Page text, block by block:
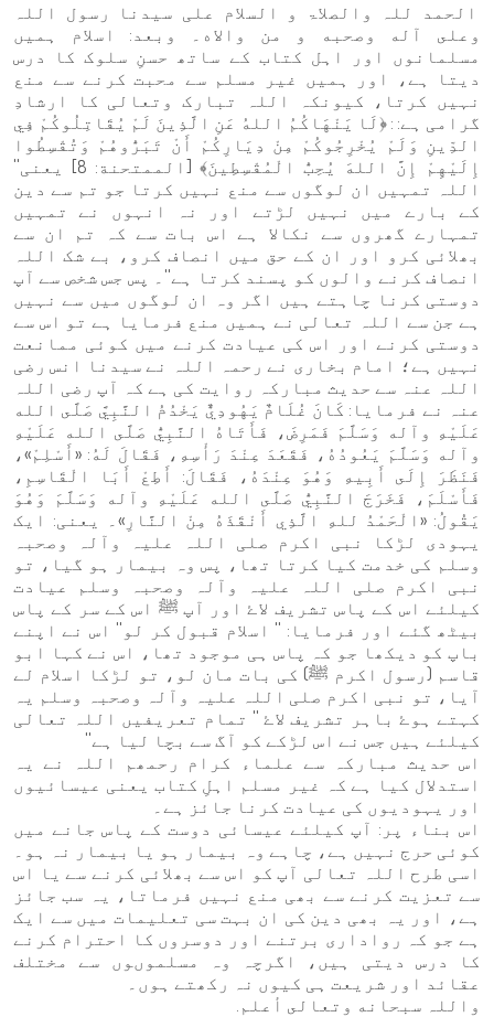
الحمد للہ والصلاۃ و السلام علی سيدنا رسول اللہ
وعلى آله وصحبه و من والاه۔ وبعد: اسلام ہمیں
مسلمانوں اور اہل کتاب کے ساتھ حسنِ سلوک کا درس
دیتا ہے، اور ہمیں غیر مسلم سے محبت کرنے سے منع
نہیں کرتا، کیونکہ اللہ تبارک وتعالی کا ارشادِ
گرامی ہے: : ﴿لَا يَنْهَاكُمُ اللهُ عَنِ الَّذِينَ لَمْ يُقَاتِلُوكُمْ فِي
الدِّينِ وَلَمْ يُخْرِجُوكُمْ مِنْ دِيَارِكُمْ أَنْ تَبَرُّوهُمْ وَتُقْسِطُوا
إِلَيْهِمْ إِنَّ اللهَ يُحِبُّ الْمُقْسِطِينَ﴾ [الممتحنة: 8] یعنی''
اللہ تمہیں ان لوگوں سے منع نہیں کرتا جو تم سے دین
کے بارے میں نہیں لڑتے اور نہ انہوں نے تمہیں
تمہارے گھروں سے نکالا ہے اس بات سے کہ تم ان سے
بھلائی کرو اور ان کے حق میں انصاف کرو، بے شک اللہ
انصاف کرنے والوں کو پسند کرتا ہے''۔ پس جس شخص سے آپ
دوستی کرنا چاہتے ہیں اگر وہ ان لوگوں میں سے نہیں
ہے جن سے اللہ تعالی نے ہمیں منع فرمایا ہے تو اس سے
دوستی کرنے اور اس کی عیادت کرنے میں کوئی ممانعت
نہیں ہے؛ امام بخاری نے رحمہ اللہ نے سیدنا انس رضی
اللہ عنہ سے حدیث مبارکہ روایت کی ہے کہ آپ رضی اللہ
عنہ نے فرمایا: كَانَ غُلَامٌ يَهُودِيٌّ يَخْدُمُ النَّبِيَّ صَلَّى الله
عَلَيْهِ وآله وَسَلَّمَ فَمَرِضَ، فَأَتَاهُ النَّبِيُّ صَلَّى الله عَلَيْهِ
وآله وَسَلَّمَ يَعُودُهُ، فَقَعَدَ عِنْدَ رَأْسِهِ، فَقَالَ لَهُ: «أَسْلِمْ»،
فَنَظَرَ إِلَى أَبِيهِ وَهُوَ عِنْدَهُ، فَقَالَ: أَطِعْ أَبَا الْقَاسِمِ،
فَأَسْلَمَ، فَخَرَجَ النَّبِيُّ صَلَّى الله عَلَيْهِ وآله وَسَلَّمَ وَهُوَ
يَقُولُ: «الْحَمْدُ للهِ الَّذِي أَنْقَذَهُ مِنْ النَّارِ»۔ یعنی: ایک
یہودی لڑکا نبی اکرم صلی اللہ علیہ وآلہ وصحبہ
وسلم کی خدمت کیا کرتا تھا، پس وہ بیمار ہو گیا، تو
نبی اکرم صلی اللہ علیہ وآلہ وصحبہ وسلم عیادت
کیلئے اس کے پاس تشریف لاۓ اور آپ ﷺ اس کے سر کے پاس
بیٹھ گئے اور فرمایا: '' اسلام قبول کر لو'' اس نے اپنے
باپ کو دیکھا جو کہ پاس ہی موجود تھا، اس نے کہا ابو
قاسم (رسول اکرم ﷺ) کی بات مان لو، تو لڑکا اسلام لے
آیا، تو نبی اکرم صلی اللہ علیہ وآلہ وصحبہ وسلم یہ
کہتے ہوۓ باہر تشریف لاۓ '' تمام تعریفیں اللہ تعالی
کیلئے ہیں جس نے اس لڑکے کو آگ سے بچا لیا ہے''
اس حدیث مبارکہ سے علماء کرام رحمھم اللہ نے یہ
استدلال کیا ہے کہ غیر مسلم اہلِ کتاب یعنی عیسائیوں
اور یہودیوں کی عیادت کرنا جائز ہے۔
اس بناء پر: آپ کیلئے عیسائی دوست کے پاس جانے میں
کوئی حرج نہیں ہے، چاہے وہ بیمار ہو یا بیمار نہ ہو۔
اسی طرح اللہ تعالی آپ کو اس سے بھلائی کرنے سے یا اس
سے تعزیت کرنے سے بھی منع نہیں فرماتا، یہ سب جائز
ہے، اور یہ بھی دین کی ان بہت سی تعلیمات میں سے ایک
ہے جو کہ رواداری برتنے اور دوسروں کا احترام کرنے
کا درس دیتی ہیں، اگرچہ وہ مسلموںوں سے مختلف
عقائد اور شریعت ہی کیوں نہ رکھتے ہوں۔
واللہ سبحانه وتعالى أعلم.